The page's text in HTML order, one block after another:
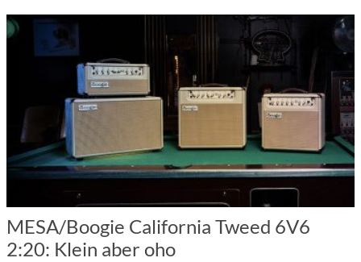
MESA/Boogie California Tweed 6V6
2:20: Klein aber oho